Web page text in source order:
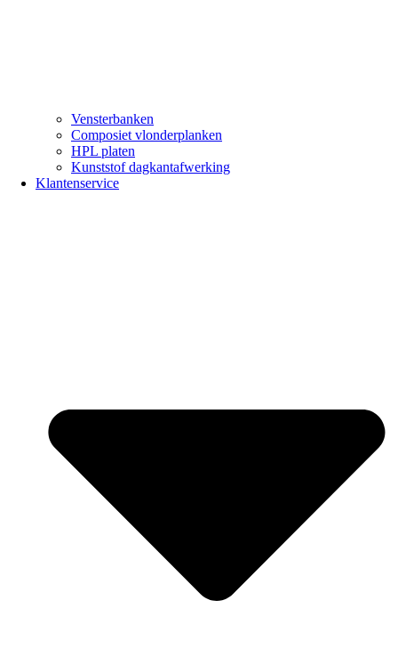
Vensterbanken
Composiet vlonderplanken
HPL platen
Kunststof dagkantafwerking
Klantenservice